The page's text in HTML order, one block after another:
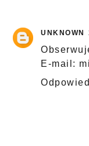
UNKNOWN
E-mail: